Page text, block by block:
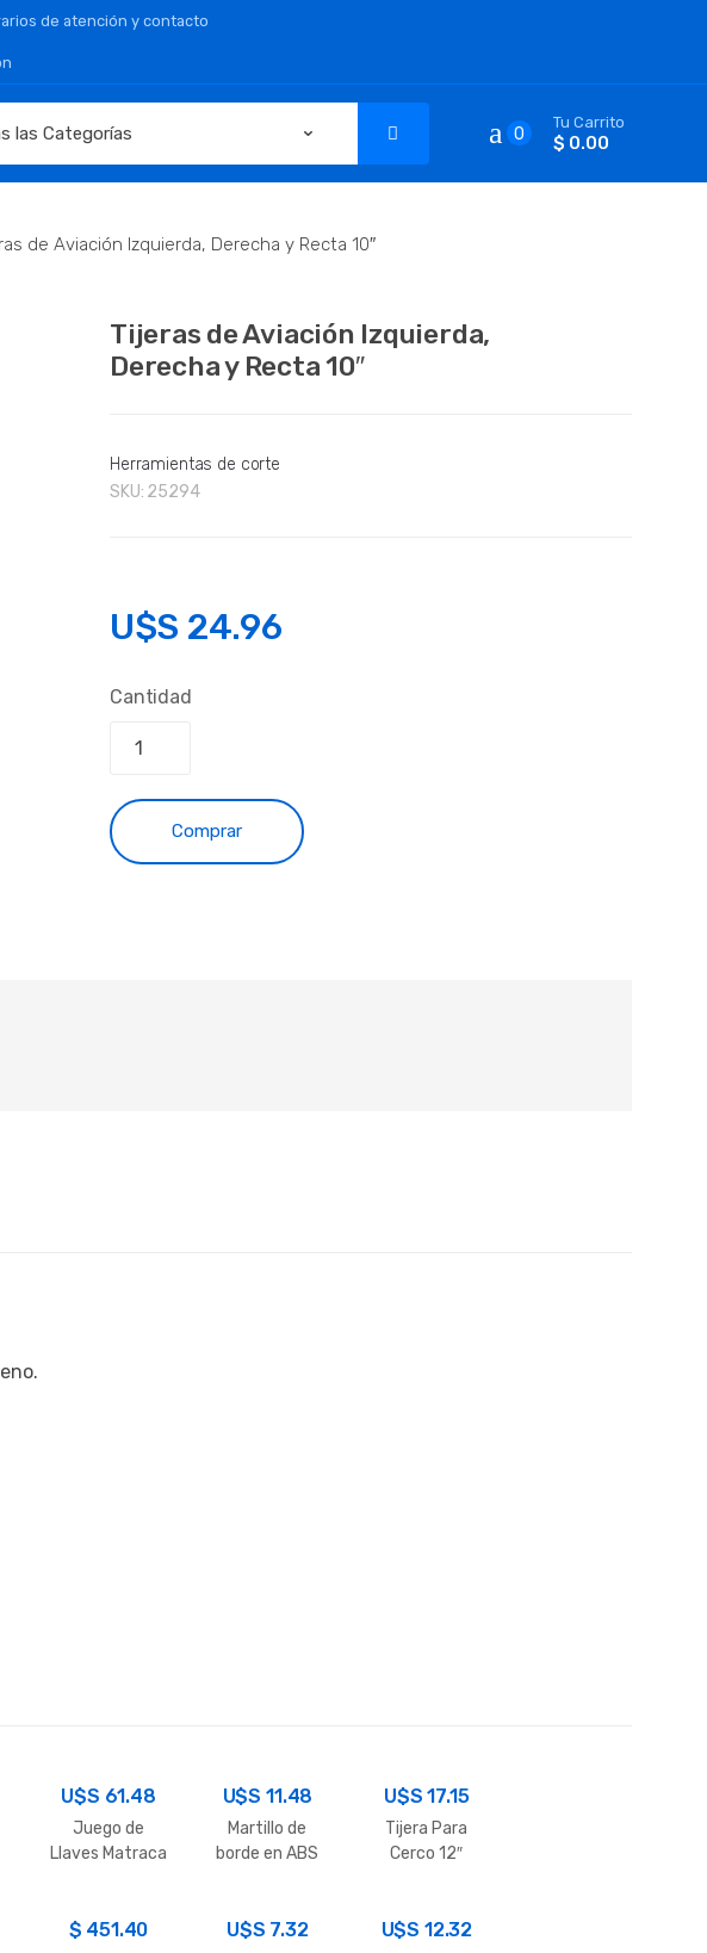
de atención y contacto
0
Tu Carrito
$ 0.00
de Aviación Izquierda, Derecha y Recta 10″
Tijeras de Aviación Izquierda,
Derecha y Recta 10″
Herramientas de corte
SKU: 25294
U$S 24.96
Cantidad
Comprar
U$S 61.48
Juego de
Llaves Matraca
mm
U$S 11.48
Martillo de
borde en ABS
U$S17.15
Tijera Para
Cerco 12″
$ 451.40 U$S 7.32 U$S 12.32